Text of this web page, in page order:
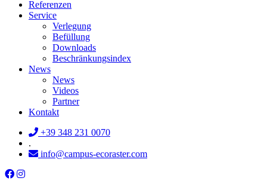
Referenzen
Service
Verlegung
Befüllung
Downloads
Beschränkungsindex
News
News
Videos
Partner
Kontakt
+39 348 231 0070
.
info@campus-ecoraster.com